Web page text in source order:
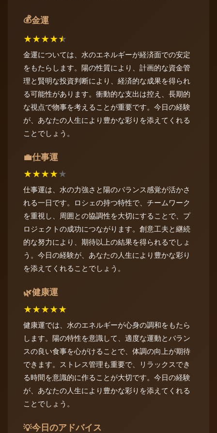
💰金運
★★★★★
金運については、水のエネルギーが経済面での安定
をもたらします。陽の性質により、計画的な資金管
理と賢明な投資判断により、経済的な成果を得られ
る可能性があります。衝動的な支出は控え、長期的
な視点で物事を考えることが重要です。今日の経験
が、あなたの人生により豊かな彩りを添えてくれる
ことでしょう。
💼仕事運
★★★★★
仕事運は、水の力強さと陽のバランス感覚が活かさ
れる一日です。ロシェの持つ特性で、チームワーク
を重視し、周囲との協調性を大切にすることで、プ
ロジェクトの成功につながります。創意工夫と継続
的な努力により、期待以上の結果を得られるでしょ
う。今日の経験が、あなたの人生により豊かな彩り
を添えてくれることでしょう。
🌿健康運
★★★★★
健康運では、水のエネルギーが心身の調和をもたら
します。陽の特性を意識して、適度な運動とバラン
スの良い食事を心がけることで、体調の向上が期待
できます。ストレス管理も重要で、リラックスでき
る時間を意識的に作ることが大切です。今日の経験
が、あなたの人生により豊かな彩りを添えてくれる
ことでしょう。
💡今日のアドバイス